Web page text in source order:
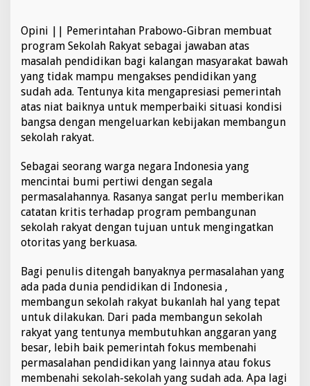
a
h
R
a
y
a
t
Opini || Pemerintahan Prabowo-Gibran membuat
program Sekolah Rakyat sebagai jawaban atas
masalah pendidikan bagi kalangan masyarakat bawah
yang tidak mampu mengakses pendidikan yang
sudah ada. Tentunya kita mengapresiasi pemerintah
atas niat baiknya untuk memperbaiki situasi kondisi
bangsa dengan mengeluarkan kebijakan membangun
sekolah rakyat.
Sebagai seorang warga negara Indonesia yang
mencintai bumi pertiwi dengan segala
permasalahannya. Rasanya sangat perlu memberikan
catatan kritis terhadap program pembangunan
sekolah rakyat dengan tujuan untuk mengingatkan
otoritas yang berkuasa.
Bagi penulis ditengah banyaknya permasalahan yang
ada pada dunia pendidikan di Indonesia ,
membangun sekolah rakyat bukanlah hal yang tepat
untuk dilakukan. Dari pada membangun sekolah
rakyat yang tentunya membutuhkan anggaran yang
besar, lebih baik pemerintah fokus membenahi
permasalahan pendidikan yang lainnya atau fokus
membenahi sekolah-sekolah yang sudah ada. Apa lagi